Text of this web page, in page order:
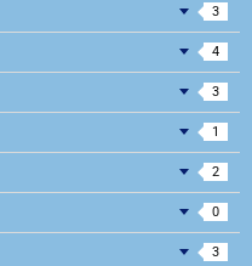
3
4
3
1
2
0
3